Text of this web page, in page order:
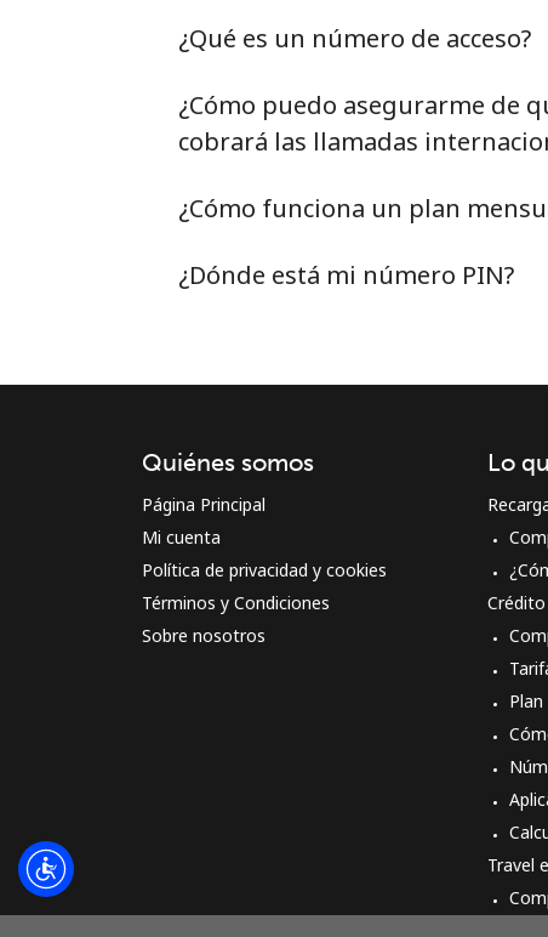
¿Qué es un número de acceso?
¿Cómo puedo asegurarme de
cobrará las llamadas
¿Cómo funciona un plan
¿Dónde está mi número PIN?
Quiénes somos
Página Principal
Mi cuenta
Política de privacidad y cookies
Términos y Condiciones
Sobre nosotros
Lo
Travel